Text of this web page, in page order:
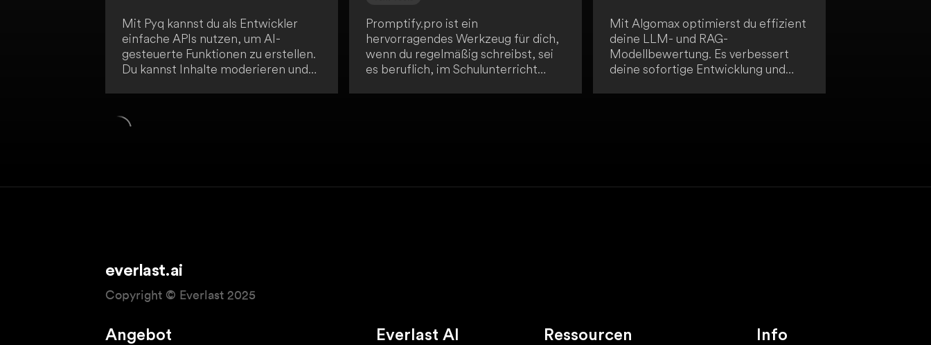
Mit Pyq kannst du als Entwickler
einfache APIs nutzen, um AI-
gesteuerte Funktionen zu erstellen.
Du kannst Inhalte moderieren und
Minuten einsatzbereit.
Promptify.pro ist ein
hervorragendes Werkzeug für dich,
wenn du regelmäßig schreibst, sei
es beruflich, im Schulunterricht
Mit Algomax optimierst du effizient
deine LLM- und RAG-
Modellbewertung. Es verbessert
deine sofortige Entwicklung und
everlast.ai
Copyright © Everlast 2025
Angebot Everlast AI Ressourcen Info